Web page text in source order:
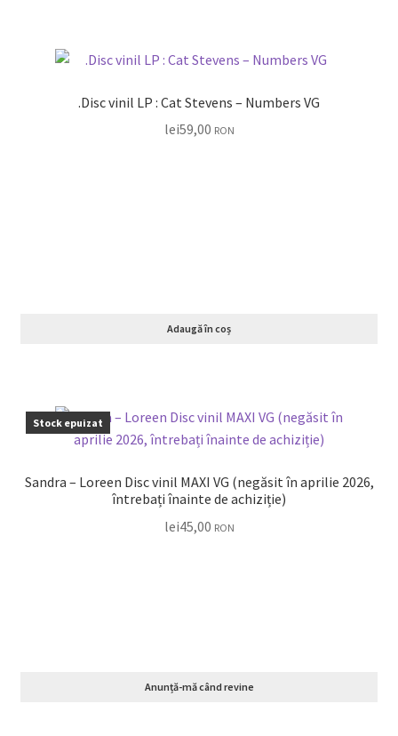
.Disc vinil LP : Cat Stevens – Numbers VG
lei59,00 RON
Adaugă în coș
Stock epuizat
Sandra ‎– Loreen Disc vinil MAXI VG (negăsit în aprilie 2026,
întrebați înainte de achiziție)
lei45,00 RON
Anunță-mă când revine